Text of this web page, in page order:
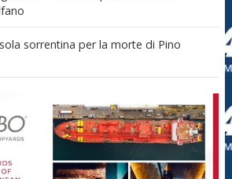
sorrentina per la morte di Pino